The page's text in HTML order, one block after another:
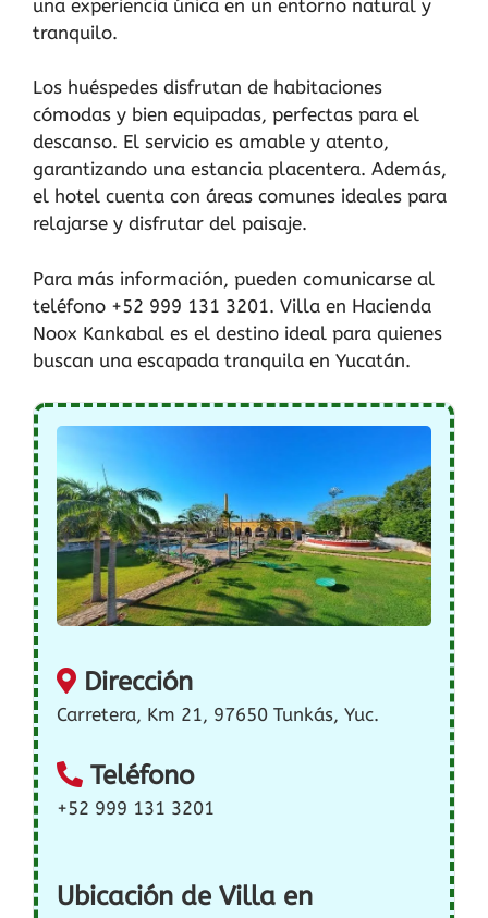
una experiencia única en un entorno natural y
tranquilo.
Los huéspedes disfrutan de habitaciones
cómodas y bien equipadas, perfectas para el
descanso. El servicio es amable y atento,
garantizando una estancia placentera. Además,
el hotel cuenta con áreas comunes ideales para
relajarse y disfrutar del paisaje.
Para más información, pueden comunicarse al
teléfono +52 999 131 3201. Villa en Hacienda
Noox Kankabal es el destino ideal para quienes
buscan una escapada tranquila en Yucatán.
Dirección
Carretera, Km 21, 97650 Tunkás, Yuc.
Teléfono
+52 999 131 3201
Ubicación de Villa en